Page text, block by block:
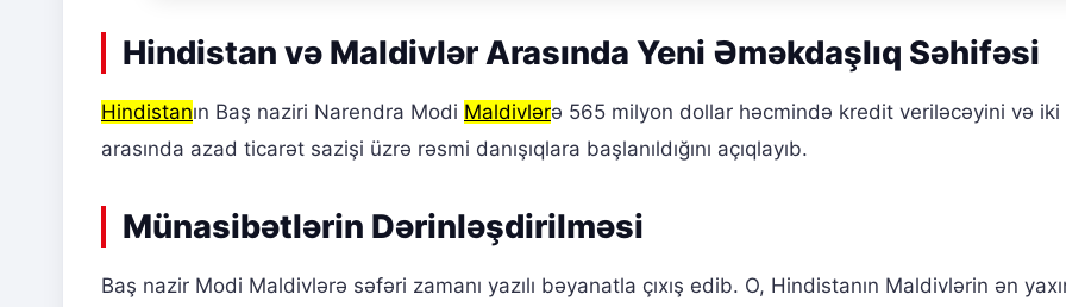
Hindistan və Maldivlər Arasında Yeni Əməkdaşlıq Səhifəsi
Hindistanın Baş naziri Narendra Modi Maldivlərə 565 milyon dollar həcmində kredit veriləcəyini və iki
arasında azad ticarət sazişi üzrə rəsmi danışıqlara başlanıldığını açıqlayıb.
Münasibətlərin Dərinləşdirilməsi
Baş nazir Modi Maldivlərə səfəri zamanı yazılı bəyanatla çıxış edib. O, Hindistanın Maldivlərin ən